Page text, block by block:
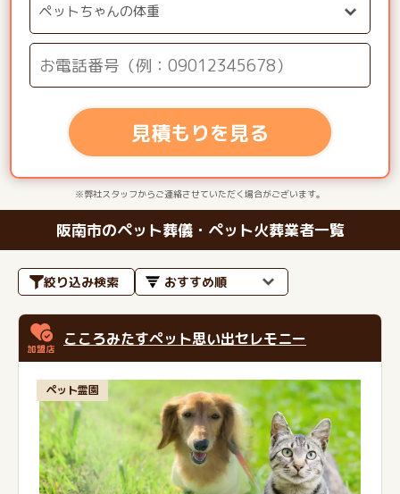
見積もりを見る
※弊社スタッフからご連絡させていただく場合がございます。
阪南市のペット葬儀・ペット火葬業者一覧
絞り込み検索
こころみたすペット思い出セレモニー
ペット霊園